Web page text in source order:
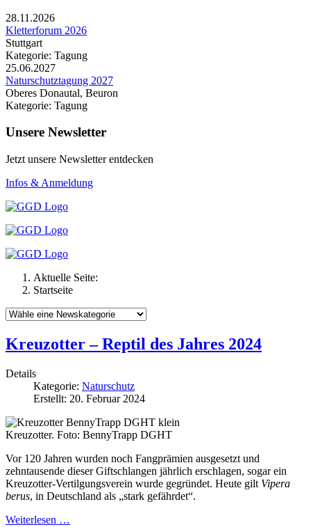
28.11.2026
Kletterforum 2026
Stuttgart
Kategorie: Tagung
25.06.2027
Naturschutztagung 2027
Oberes Donautal, Beuron
Kategorie: Tagung
Unsere Newsletter
Jetzt unsere Newsletter entdecken
Infos & Anmeldung
Aktuelle Seite:
Startseite
Kreuzotter – Reptil des Jahres 2024
Details
Kategorie: Naturschutz
Erstellt: 20. Februar 2024
Kreuzotter. Foto: BennyTrapp DGHT
Vor 120 Jahren wurden noch Fangprämien ausgesetzt und
zehntausende dieser Giftschlangen jährlich erschlagen, sogar ein
Kreuzotter-Vertilgungsverein wurde gegründet. Heute gilt Vipera
berus, in Deutschland als „stark gefährdet“.
Weiterlesen …